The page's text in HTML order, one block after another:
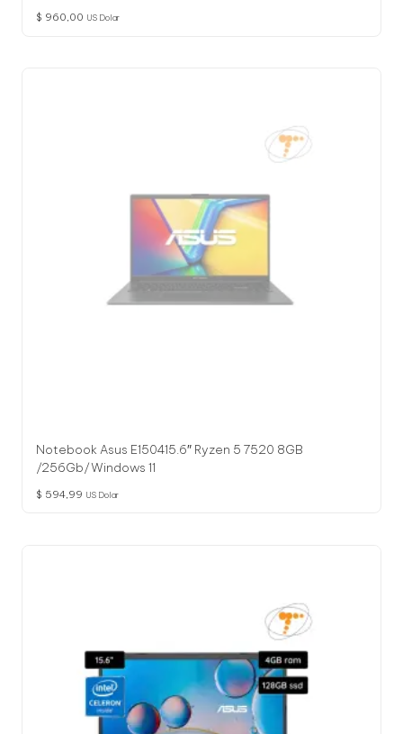
$ 960,00 US Dolar
Notebook Asus E150415.6″ Ryzen 5 7520 8GB
/256Gb/Windows 11
$ 594,99 US Dolar